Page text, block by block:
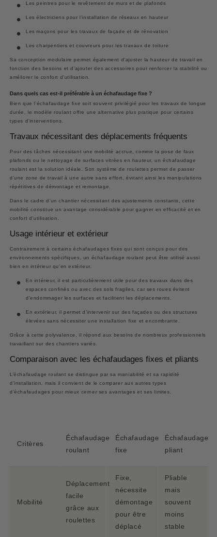
Les peintres pour le revêtement de murs et de plafonds
Les électriciens pour l’installation de réseaux en hauteur
Les maçons pour les travaux de façade et de rénovation
Les charpentiers et couvreurs pour les travaux de toiture
Sa conception modulaire permet également d’ajuster la hauteur de travail en
fonction des besoins et d’ajouter des accessoires pour renforcer la stabilité ou
améliorer le confort d’utilisation.
Dans quels cas est-il préférable à un échafaudage fixe ?
Bien que l’échafaudage fixe soit souvent privilégié pour les travaux de longue
durée, le modèle roulant offre une alternative plus pratique pour certains
types d’interventions.
Travaux nécessitant des déplacements fréquents
Pour des tâches nécessitant une mobilité accrue, comme la pose de faux
plafonds ou le nettoyage de surfaces vitrées en hauteur, un échafaudage
roulant est la solution idéale. Son système de roulettes permet de passer
d’une zone de travail à une autre sans effort, évitant ainsi les manipulations
répétitives de démontage et remontage.
Dans le cadre d’un chantier nécessitant des ajustements constants, cette
mobilité constitue un avantage considérable pour gagner en efficacité et en
confort d’utilisation.
Usage intérieur et extérieur
Contrairement à certains échafaudages fixes qui sont conçus pour des
environnements spécifiques, un échafaudage roulant peut être utilisé aussi
bien en intérieur qu’en extérieur.
En intérieur, il est particulièrement utile pour des travaux dans des
espaces confinés ou avec des sols fragiles, car ses roues évitent
d’endommager les surfaces et facilitent les déplacements.
En extérieur, il permet d’intervenir sur des façades ou des structures
élevées sans nécessiter une installation fixe et encombrante.
Grâce à cette polyvalence, il répond aux besoins de nombreux professionnels
travaillant sur des chantiers variés.
Comparaison avec les échafaudages fixes et pliants
L’échafaudage roulant se distingue par sa maniabilité et sa rapidité
d’installation, mais il convient de le comparer aux autres types
d’échafaudages pour mieux cerner ses avantages et ses limites.
Critères
Échafaudage
roulant
Échafaudage
fixe
Échafaudage
pliant
Mobilité
Déplacement
facile
grâce aux
roulettes
Fixe,
nécessite
démontage
pour être
déplacé
Pliable
mais
souvent
moins
stable